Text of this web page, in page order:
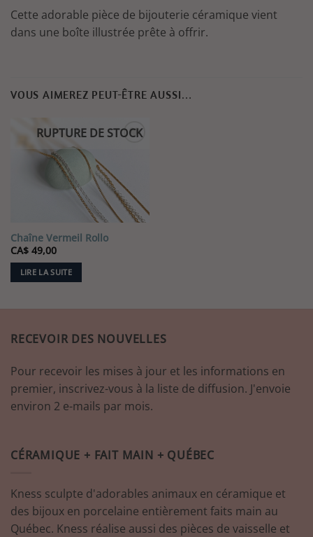
Cette adorable pièce de bijouterie céramique vient
dans une boîte illustrée prête à offrir.
VOUS AIMEREZ PEUT-ÊTRE AUSSI…
souhaits
RUPTURE DE STOCK
Chaîne Vermeil Rollo
CA$49,00
LIRE LA SUITE
RECEVOIR DES NOUVELLES
Pour recevoir les mises à jour et les informations en
premier, inscrivez-vous à la liste de diffusion. J'envoie
environ 2 e-mails par mois.
CÉRAMIQUE + FAIT MAIN + QUÉBEC
Kness sculpte d'adorables animaux en céramique et
des bijoux en porcelaine entièrement faits main au
Québec. Kness réalise aussi des pièces de vaisselle et